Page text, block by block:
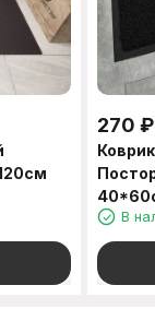
270 ₽
В